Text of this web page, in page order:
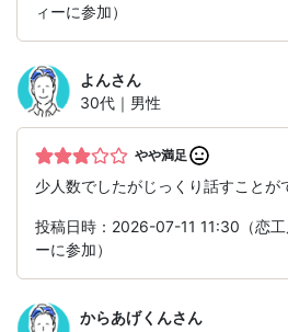
ィーに参加）
よんさん
30代｜男性
やや満足
少人数でしたがじっくり話すことが
投稿日時：2026-07-11 11:30（恋工
ーに参加）
からあげくんさん